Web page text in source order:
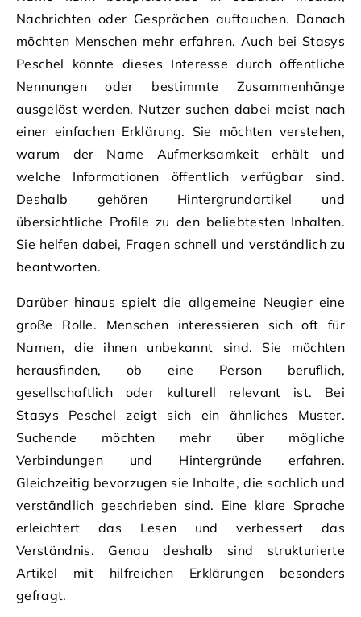
Nachrichten oder Gesprächen auftauchen. Danach
möchten Menschen mehr erfahren. Auch bei Stasys
Peschel könnte dieses Interesse durch öffentliche
Nennungen oder bestimmte Zusammenhänge
ausgelöst werden. Nutzer suchen dabei meist nach
einer einfachen Erklärung. Sie möchten verstehen,
warum der Name Aufmerksamkeit erhält und
welche Informationen öffentlich verfügbar sind.
Deshalb gehören Hintergrundartikel und
übersichtliche Profile zu den beliebtesten Inhalten.
Sie helfen dabei, Fragen schnell und verständlich zu
beantworten.
Darüber hinaus spielt die allgemeine Neugier eine
große Rolle. Menschen interessieren sich oft für
Namen, die ihnen unbekannt sind. Sie möchten
herausfinden, ob eine Person beruflich,
gesellschaftlich oder kulturell relevant ist. Bei
Stasys Peschel zeigt sich ein ähnliches Muster.
Suchende möchten mehr über mögliche
Verbindungen und Hintergründe erfahren.
Gleichzeitig bevorzugen sie Inhalte, die sachlich und
verständlich geschrieben sind. Eine klare Sprache
erleichtert das Lesen und verbessert das
Verständnis. Genau deshalb sind strukturierte
Artikel mit hilfreichen Erklärungen besonders
gefragt.